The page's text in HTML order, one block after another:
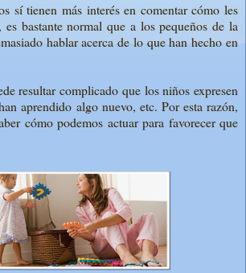
sí tienen más interés en comentar cómo les
bastante normal que a los pequeños de la
hablar acerca de lo que han hecho en
resultar complicado que los niños expresen
aprendido algo nuevo, etc. Por esta razón,
cómo podemos actuar para favorecer que